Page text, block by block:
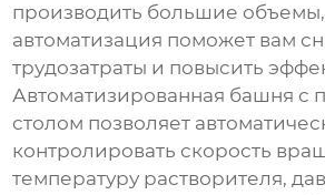
производить большие объемы,
автоматизация поможет вам
трудозатраты и повысить
Автоматизированная башня с
столом позволяет
контролировать скорость
температуру растворителя,